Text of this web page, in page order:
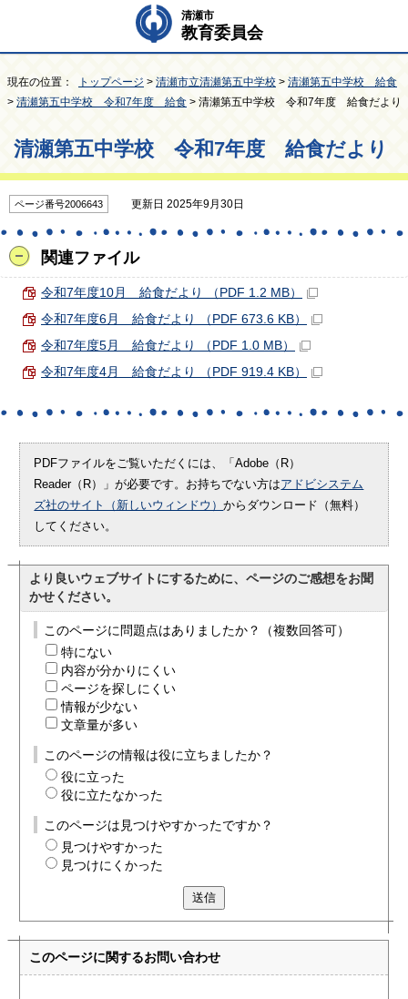
清瀬市
教育委員会
現在の位置： トップページ > 清瀬市立清瀬第五中学校 > 清瀬第五中学校 給食
> 清瀬第五中学校 令和7年度 給食 > 清瀬第五中学校 令和7年度 給食だより
清瀬第五中学校 令和7年度 給食だより
ページ番号2006643 更新日 2025年9月30日
関連ファイル
令和7年度10月 給食だより （PDF 1.2 MB）
令和7年度6月 給食だより （PDF 673.6 KB）
令和7年度5月 給食だより （PDF 1.0 MB）
令和7年度4月 給食だより （PDF 919.4 KB）
PDFファイルをご覧いただくには、「Adobe（R）
Reader（R）」が必要です。お持ちでない方はアドビシステム
ズ社のサイト（新しいウィンドウ）からダウンロード（無料）
してください。
より良いウェブサイトにするために、ページのご感想をお聞
かせください。
このページに問題点はありましたか？（複数回答可）
特にない
内容が分かりにくい
ページを探しにくい
情報が少ない
文章量が多い
このページの情報は役に立ちましたか？
役に立った
役に立たなかった
このページは見つけやすかったですか？
見つけやすかった
見つけにくかった
送信
このページに関するお問い合わせ